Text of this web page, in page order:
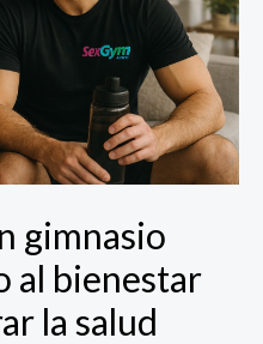
gimnasio
al bienestar
la salud